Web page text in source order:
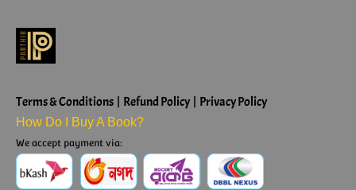
Terms & Conditions | Refund Policy | Privacy Policy
How Do I Buy A Book?
We accept payment via: